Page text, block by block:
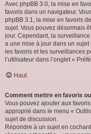
Avec phpBB 3.0, la mise en
favoris dans un navigateur.
phpBB 3.1, la mise en favoris
sujet. Vous pouvez désormais
jour. Cependant, la
a une mise à jour dans un
les favoris et les surveillances
l’utilisateur dans l’onglet «
Haut
Comment mettre en favoris
Vous pouvez ajouter aux
approprié dans le menu «
sujet de discussion.
Répondre à un sujet en